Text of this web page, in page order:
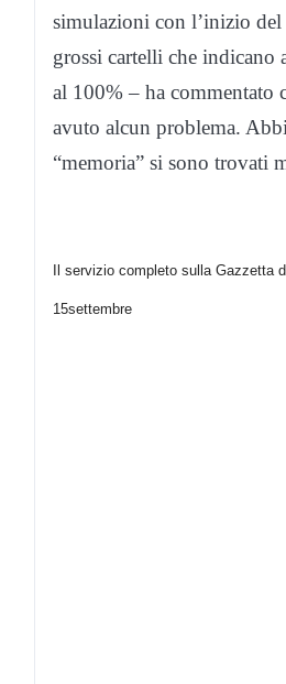
simulazioni con l’inizio del
grossi cartelli che
al 100% – ha commentato
avuto alcun problema.
“memoria” si sono trovati
Il servizio completo sulla Gazzetta
15settembre